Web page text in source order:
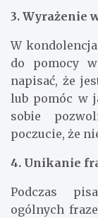
3. Wyrażenie
W
do pomocy
napisać, że
lub pomóc w
sobie
poczucie, że
4. Unikanie
Podczas
ogólnych